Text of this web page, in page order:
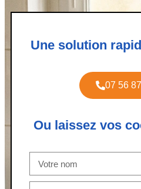
Une solution
07 56
Ou laissez vos